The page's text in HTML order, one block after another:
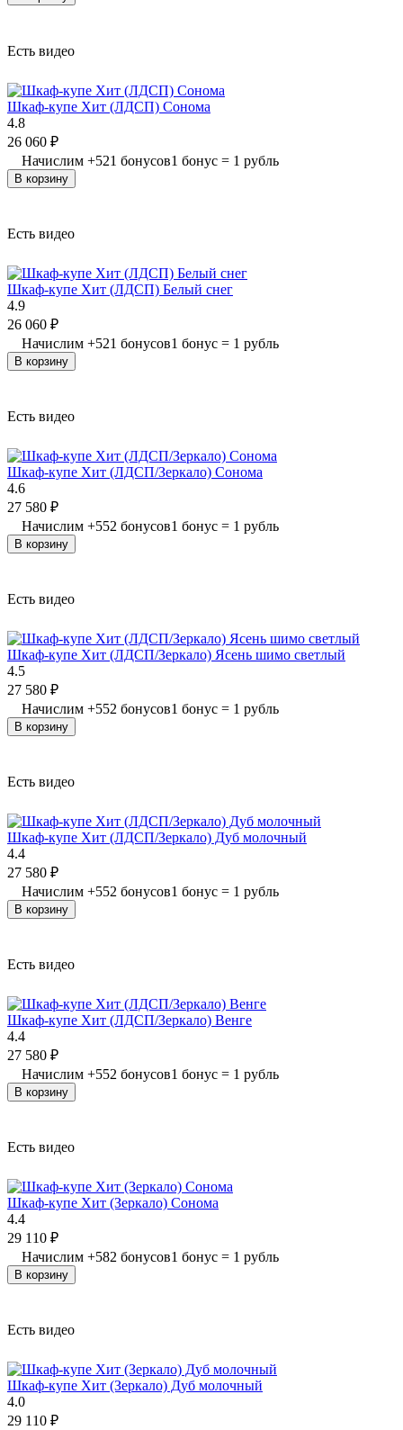
Есть видео
Шкаф-купе Хит (ЛДСП) Сонома
4.8
26 060 ₽
Начислим +521 бонусов1 бонус = 1 рубль
В корзину
Есть видео
Шкаф-купе Хит (ЛДСП) Белый снег
4.9
26 060 ₽
Начислим +521 бонусов1 бонус = 1 рубль
В корзину
Есть видео
Шкаф-купе Хит (ЛДСП/Зеркало) Сонома
4.6
27 580 ₽
Начислим +552 бонусов1 бонус = 1 рубль
В корзину
Есть видео
Шкаф-купе Хит (ЛДСП/Зеркало) Ясень шимо светлый
4.5
27 580 ₽
Начислим +552 бонусов1 бонус = 1 рубль
В корзину
Есть видео
Шкаф-купе Хит (ЛДСП/Зеркало) Дуб молочный
4.4
27 580 ₽
Начислим +552 бонусов1 бонус = 1 рубль
В корзину
Есть видео
Шкаф-купе Хит (ЛДСП/Зеркало) Венге
4.4
27 580 ₽
Начислим +552 бонусов1 бонус = 1 рубль
В корзину
Есть видео
Шкаф-купе Хит (Зеркало) Сонома
4.4
29 110 ₽
Начислим +582 бонусов1 бонус = 1 рубль
В корзину
Есть видео
Шкаф-купе Хит (Зеркало) Дуб молочный
4.0
29 110 ₽